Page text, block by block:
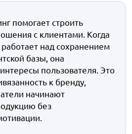
помогает строить
с клиентами. Когда
над сохранением
базы, она
пользователя. Это
к бренду,
начинают
без